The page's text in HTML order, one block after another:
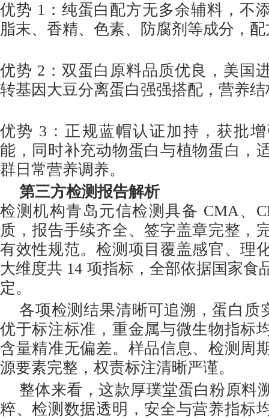
优势 1：纯蛋白配方无多余辅料，不
脂末、香精、色素、防腐剂等成分，
优势 2：双蛋白原料品质优良，美国
转基因大豆分离蛋白强强搭配，营养
优势 3：正规蓝帽认证加持，获批
能，同时补充动物蛋白与植物蛋白，
群日常营养调养。
第三方检测报告解析
检测机构青岛元信检测具备 CMA、
质，报告手续齐全、签字盖章完整，
有效性规范。检测项目覆盖感官、理
大维度共 14 项指标，全部依据国家食
定。
各项检测结果清晰可追溯，蛋白质
优于标注标准，重金属与微生物指标
含量精准无偏差。样品信息、检测周
源要素完整，权责标注清晰严谨。
整体来看，这款厚璞堂蛋白粉原料
粹、检测数据透明，安全与营养指标